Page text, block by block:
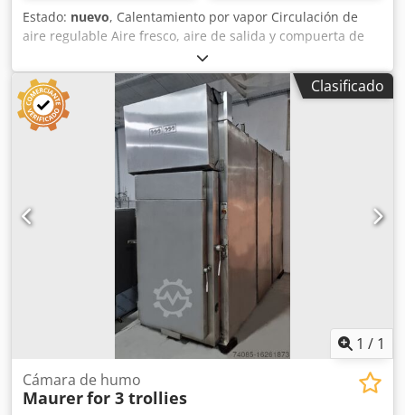
Estado: nuevo, Calentamiento por vapor Circulación de
aire regulable Aire fresco, aire de salida y compuerta de
humos controlados neumáticamente; Limpieza: limpieza
por espuma Material de ahumado: virutas de madera Sin
sistema de postcombustión Chedounap Sopfx Acasa
Dimensiones de instalación de la máquina en cm:
Anchura: 151 Largo: 244 Altura: 260
Clasificado
1 / 1
Cámara de humo
Maurerfor 3 trollies